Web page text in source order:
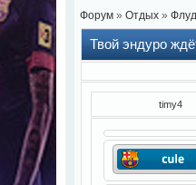
Форум » Отдых »
Твой эндуро
timy4